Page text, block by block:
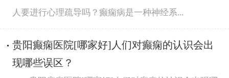
人要进行心理疏导吗？癫痫病是一种神经系...
贵阳癫痫医院[哪家好]人们对癫痫的认识会出
现哪些误区？